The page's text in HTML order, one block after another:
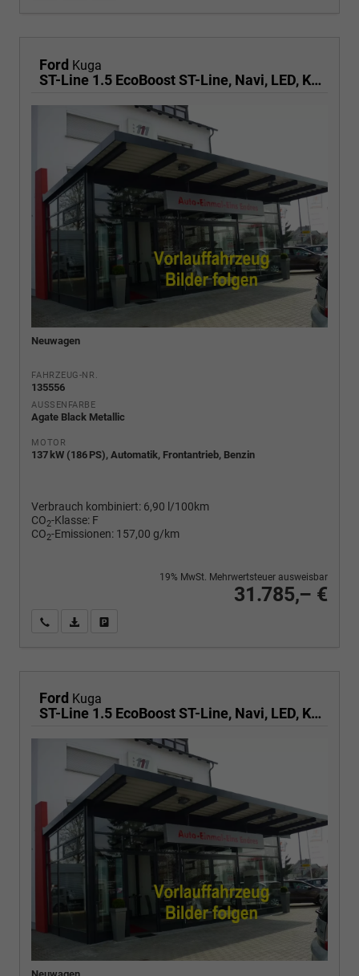
Ford Kuga
ST-Line 1.5 EcoBoost ST-Line, Navi, LED, Kamera, Winter, FS beheizbar
Neuwagen
FAHRZEUG-NR.
135556
AUSSENFARBE
Agate Black Metallic
MOTOR
137 kW (186 PS), Automatik, Frontantrieb, Benzin
Verbrauch kombiniert: 6,90 l/100km
CO2-Klasse: F
CO2-Emissionen: 157,00 g/km
31.785,– €
19% MwSt. Mehrwertsteuer ausweisbar
Wir rufen Sie anPDF-Fahrzeugexposé drucken
Ford Kuga
ST-Line 1.5 EcoBoost ST-Line, Navi, LED, Kamera, Winter, FS beheizbar